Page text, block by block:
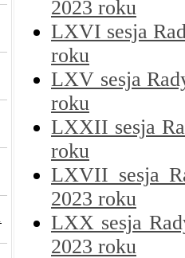
2023 roku
LXVI sesja
roku
LXV sesja
roku
LXXII sesja
roku
LXVII sesja
2023 roku
LXX sesja
2023 roku